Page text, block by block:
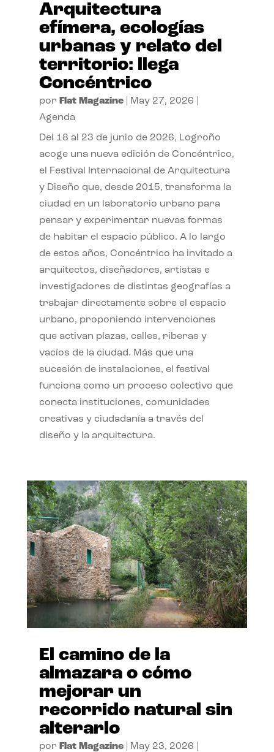
Arquitectura
efímera, ecologías
urbanas y relato del
territorio: llega
Concéntrico
por Flat Magazine| May 27, 2026
Agenda
Del 18 al 23 de junio de 2026, Logroño
acoge una nueva edición de Concéntrico,
el Festival Internacional de Arquitectura
y Diseño que, desde 2015, transforma la
ciudad en un laboratorio urbano para
pensar y experimentar nuevas formas
de habitar el espacio público. A lo largo
de estos años, Concéntrico ha invitado a
arquitectos, diseñadores, artistas e
investigadores de distintas geografías a
trabajar directamente sobre el espacio
urbano, proponiendo intervenciones
que activan plazas, calles, riberas y
vacíos de la ciudad. Más que una
sucesión de instalaciones, el festival
funciona como un proceso colectivo que
conecta instituciones, comunidades
creativas y ciudadanía a través del
diseño y la arquitectura.
El camino de la
almazara o cómo
mejorar un
recorrido natural sin
alterarlo
por Flat Magazine| May 23, 2026